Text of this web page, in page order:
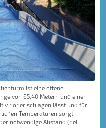
ist eine offene
von 65,40 Metern und einer
höher schlagen lässt und für
Temperaturen sorgt.
notwendige Abstand (bei